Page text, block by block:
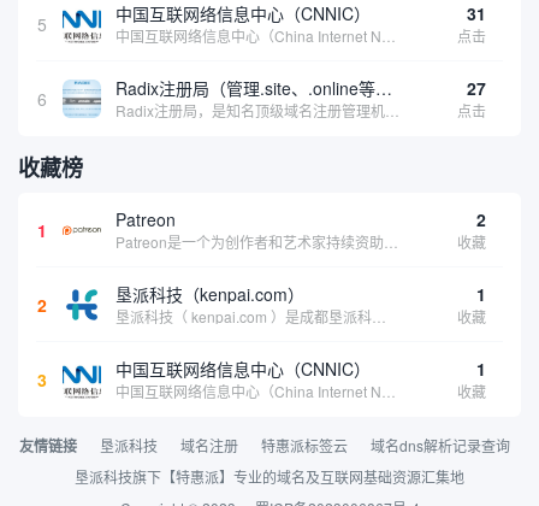
5 中国互联网络信息中心（CNNIC） 31
点击
6 Radix注册局（管理.site、.online等顶级域名） 27
点击
收藏榜
1 Patreon 2
收藏
2 垦派科技（kenpai.com） 1
收藏
3 中国互联网络信息中心（CNNIC） 1
收藏
友情链接 垦派科技 域名注册 特惠派标签云
域名dns解析记录查询
垦派科技旗下【特惠派】专业的域名及互联网基础资源汇集地